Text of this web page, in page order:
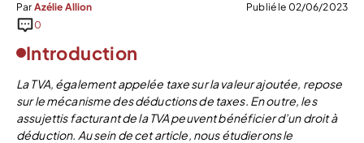
Par Azélie Allion
Publié le 02/06/2023
0
Introduction
La TVA, également appelée taxe sur la valeur ajoutée, repose
sur le mécanisme des déductions de taxes. En outre, les
assujettis facturant de la TVA peuvent bénéficier d’un droit à
déduction. Au sein de cet article, nous étudierons le